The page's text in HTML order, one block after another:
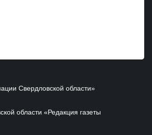
Свердловской области»
области «Редакция газеты